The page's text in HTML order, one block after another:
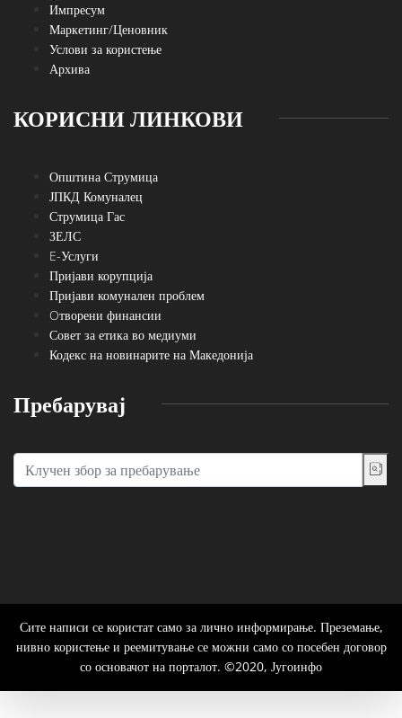
Импресум
Маркетинг/Ценовник
Услови за користење
Архива
КОРИСНИ ЛИНКОВИ
Општина Струмица
ЈПКД Комуналец
Струмица Гас
ЗЕЛС
E-Услуги
Пријави корупција
Пријави комунален проблем
Oтворени финансии
Совет за етика во медиуми
Кодекс на новинарите на Македонија
Пребарувај
Сите написи се користат само за лично информирање. Преземање,
нивно користење и реемитување се можни само со посебен договор
со основачот на порталот. ©2020, Југоинфо